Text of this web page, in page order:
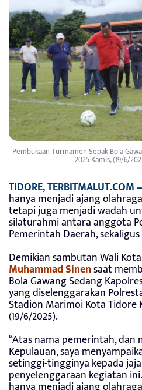
Pembukaan Turmamen Sepak Bola
2025 Kamis, (19/6/
TIDORE, TERBITMALUT.COM
hanya menjadi ajang
tetapi juga menjadi wadah
silaturahmi antara anggota
Pemerintah Daerah,
Demikian sambutan Wali
Muhammad Sinensaat
Bola Gawang Sedang
yang diselenggarakan
Stadion Marimoi Kota Tidore
(19/6/2025).
“Atas nama pemerintah, dan
Kepulauan, saya
setinggi-tingginya kepada
penyelenggaraan kegiatan